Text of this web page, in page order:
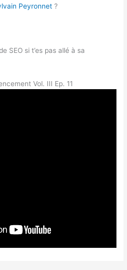
Peyronnet ?
SEO si t’es pas allé à sa
Vol. III Ep. 11